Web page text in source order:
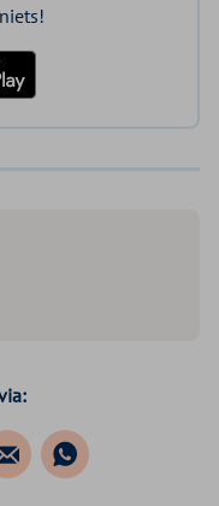
Play